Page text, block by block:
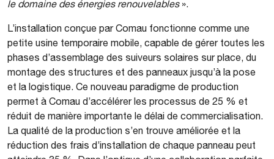
le domaine des énergies renouvelables ».
L’installation conçue par Comau fonctionne comme une
petite usine temporaire mobile, capable de gérer toutes les
phases d’assemblage des suiveurs solaires sur place, du
montage des structures et des panneaux jusqu’à la pose
et la logistique. Ce nouveau paradigme de production
permet à Comau d’accélérer les processus de 25 % et
réduit de manière importante le délai de commercialisation.
La qualité de la production s’en trouve améliorée et la
réduction des frais d’installation de chaque panneau peut